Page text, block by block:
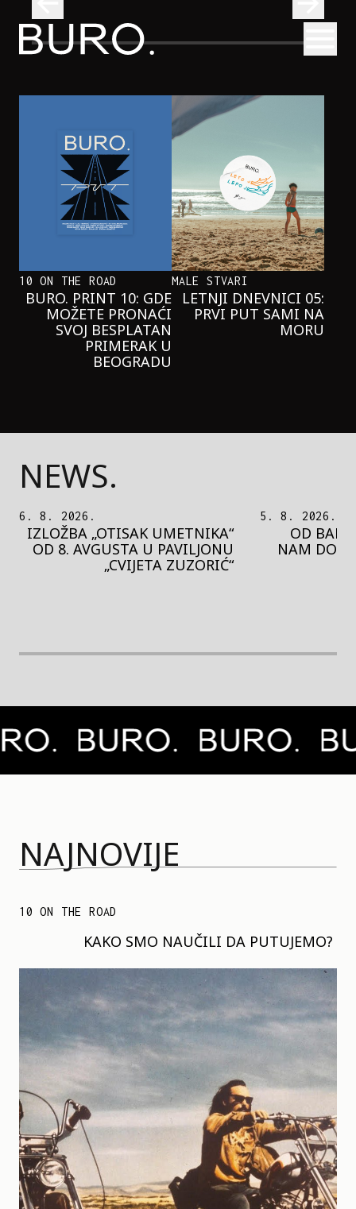
BURO.
NEOBIČNA PRIČA O BLIZNAKINJAMA
KOJE SU INSPIRISALE NOVI
HERCOGOV FILM
10 ON THE ROAD
BURO. PRINT 10: GDE
MOŽETE PRONAĆI
SVOJ BESPLATAN
PRIMERAK U
BEOGRADU
MALE STVARI
LETNJI DNEVNICI 05:
PRVI PUT SAMI NA
MORU
NEWS.
5. 8. 2026.
OD BAROKA DO REJVA: ŠTA
NAM DONOSI NOVI BUPBAP
FESTIVAL?
5. 8. 2026.
PEDJA
MOTIVE
NAJNOVIJE
10 ON THE ROAD
KAKO SMO NAUČILI DA PUTUJEMO?